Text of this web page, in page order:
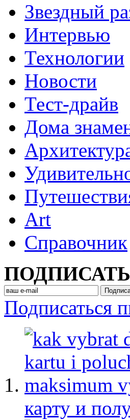
Звездный
Интервью
Технологии
Новости
Тест-драйв
Дома
Art
Cправочник
Подписаться
карту и